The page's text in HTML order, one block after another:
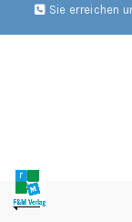
Sie erreichen